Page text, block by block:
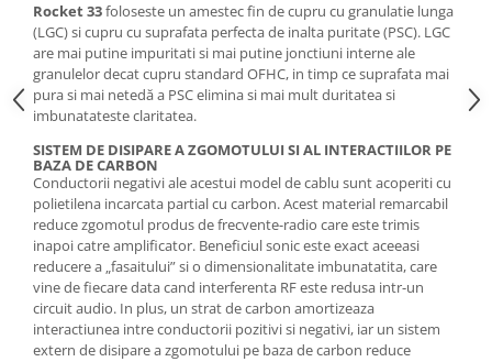
Rocket 33foloseste un amestec fin de cupru cu granulatie lunga
(LGC) si cupru cu suprafata perfecta de inalta puritate (PSC). LGC
are mai putine impuritati si mai putine jonctiuni interne ale
granulelor decat cupru standard OFHC, in timp ce suprafata mai
pura si mai netedă a PSC elimina si mai mult duritatea si
imbunatateste claritatea.
SISTEM DE DISIPARE A ZGOMOTULUI SI AL INTERACTIILOR PE
BAZA DE CARBON
Conductorii negativi ale acestui model de cablu sunt acoperiti cu
polietilena incarcata partial cu carbon. Acest material remarcabil
reduce zgomotul produs de frecvente-radio care este trimis
inapoi catre amplificator. Beneficiul sonic este exact aceeasi
reducere a „fasaitului” si o dimensionalitate imbunatatita, care
vine de fiecare data cand interferenta RF este redusa intr-un
circuit audio. In plus, un strat de carbon amortizeaza
interactiunea intre conductorii pozitivi si negativi, iar un sistem
extern de disipare a zgomotului pe baza de carbon reduce